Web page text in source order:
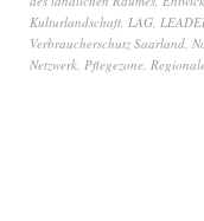
Kulturlandschaft, LAG,
Verbraucherschutz Saarland,
Netzwerk, Pflegezone,